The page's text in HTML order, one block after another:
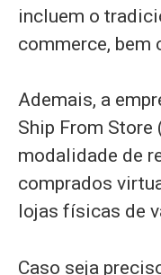
incluem o
commerce, bem
Ademais, a
Ship From Store
modalidade de
comprados
lojas físicas de
Caso seja